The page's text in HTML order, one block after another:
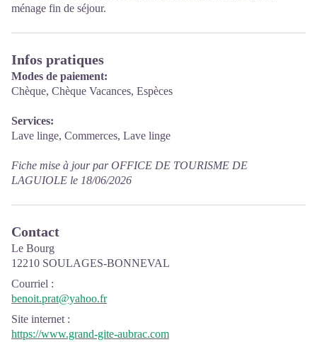
ménage fin de séjour.
Infos pratiques
Modes de paiement:
Chèque, Chèque Vacances, Espèces
Services:
Lave linge, Commerces, Lave linge
Fiche mise à jour par OFFICE DE TOURISME DE
LAGUIOLE le 18/06/2026
Contact
Le Bourg
12210 SOULAGES-BONNEVAL
Courriel :
benoit.prat@yahoo.fr
Site internet :
https://www.grand-gite-aubrac.com